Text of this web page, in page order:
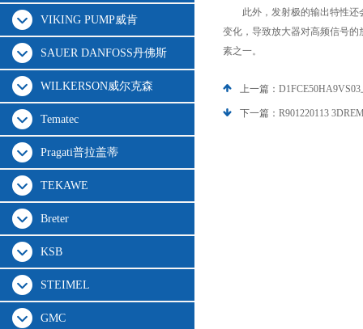
VIKING PUMP威肯
SAUER DANFOSS丹佛斯
WILKERSON威尔克森
Tematec
Pragati普拉盖蒂
TEKAWE
Breter
KSB
STEIMEL
GMC
此外，发射极的输出特性还会
变化，导致放大器对高频信号
素之一。
上一篇：
下一篇： R901220113